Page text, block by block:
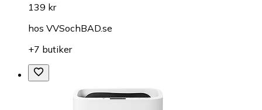
139 kr
hos VVSochBAD.se
+7 butiker